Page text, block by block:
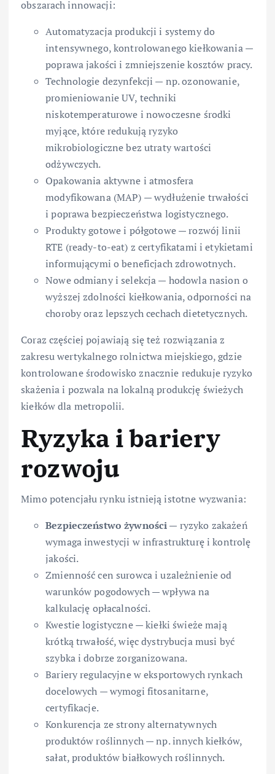
obszarach innowacji:
Automatyzacja produkcji i systemy do
intensywnego, kontrolowanego kiełkowania —
poprawa jakości i zmniejszenie kosztów pracy.
Technologie dezynfekcji — np. ozonowanie,
promieniowanie UV, techniki
niskotemperaturowe i nowoczesne środki
myjące, które redukują ryzyko
mikrobiologiczne bez utraty wartości
odżywczych.
Opakowania aktywne i atmosfera
modyfikowana (MAP) — wydłużenie trwałości
i poprawa bezpieczeństwa logistycznego.
Produkty gotowe i półgotowe — rozwój linii
RTE (ready-to-eat) z certyfikatami i etykietami
informującymi o beneficjach zdrowotnych.
Nowe odmiany i selekcja — hodowla nasion o
wyższej zdolności kiełkowania, odporności na
choroby oraz lepszych cechach dietetycznych.
Coraz częściej pojawiają się też rozwiązania z
zakresu wertykalnego rolnictwa miejskiego, gdzie
kontrolowane środowisko znacznie redukuje ryzyko
skażenia i pozwala na lokalną produkcję świeżych
kiełków dla metropolii.
Ryzyka i bariery
rozwoju
Mimo potencjału rynku istnieją istotne wyzwania:
Bezpieczeństwo żywności— ryzyko zakażeń
wymaga inwestycji w infrastrukturę i kontrolę
jakości.
Zmienność cen surowca i uzależnienie od
warunków pogodowych — wpływa na
kalkulację opłacalności.
Kwestie logistyczne — kiełki świeże mają
krótką trwałość, więc dystrybucja musi być
szybka i dobrze zorganizowana.
Bariery regulacyjne w eksportowych rynkach
docelowych — wymogi fitosanitarne,
certyfikacje.
Konkurencja ze strony alternatywnych
produktów roślinnych — np. innych kiełków,
sałat, produktów białkowych roślinnych.